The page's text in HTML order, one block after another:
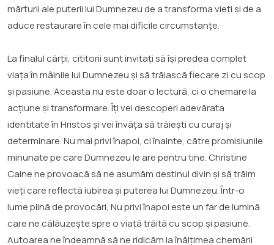
mărturii ale puterii lui Dumnezeu de a transforma vieți și de a
aduce restaurare în cele mai dificile circumstanțe.
La finalul cărții, cititorii sunt invitați să își predea complet
viața în mâinile lui Dumnezeu și să trăiască fiecare zi cu scop
și pasiune. Aceasta nu este doar o lectură, ci o chemare la
acțiune și transformare. Îți vei descoperi adevărata
identitate în Hristos și vei învăța să trăiești cu curaj și
determinare. Nu mai privi înapoi, ci înainte, către promisiunile
minunate pe care Dumnezeu le are pentru tine. Christine
Caine ne provoacă să ne asumăm destinul divin și să trăim
vieți care reflectă iubirea și puterea lui Dumnezeu. Într-o
lume plină de provocări, Nu privi înapoi este un far de lumină
care ne călăuzește spre o viață trăită cu scop și pasiune.
Autoarea ne îndeamnă să ne ridicăm la înălțimea chemării